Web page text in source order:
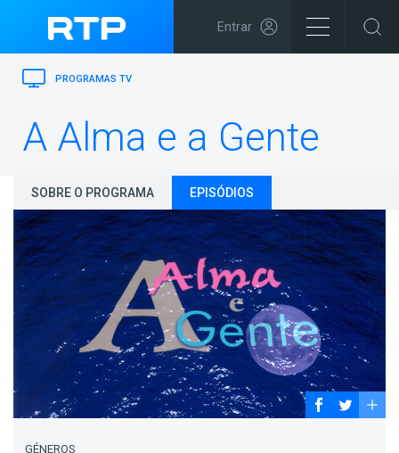
Entrar
PROGRAMAS TV
A Alma e a Gente
SOBRE O PROGRAMA EPISÓDIOS
GÉNEROS